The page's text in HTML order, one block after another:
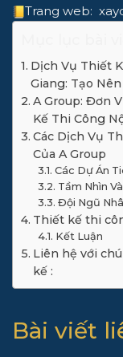
Trang web:
Dịch Vụ Thiết
Giang: Tạo
A Group: Đơn
Kế Thi Công
Các Dịch Vụ
Của A Group
Các Dự Án
Tầm Nhìn
Đội Ngũ
Thiết kế thi
Kết Luận
Liên hệ với
kế :
Bài viết